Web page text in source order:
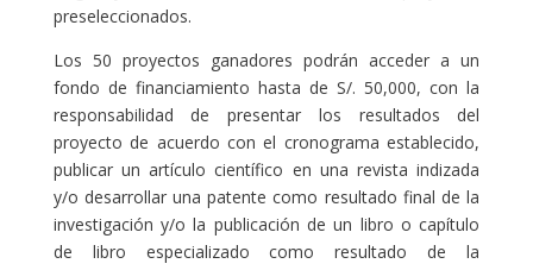
preseleccionados.
Los 50 proyectos ganadores podrán acceder a un
fondo de financiamiento hasta de S/. 50,000, con la
responsabilidad de presentar los resultados del
proyecto de acuerdo con el cronograma establecido,
publicar un artículo científico en una revista indizada
y/o desarrollar una patente como resultado final de la
investigación y/o la publicación de un libro o capítulo
de libro especializado como resultado de la